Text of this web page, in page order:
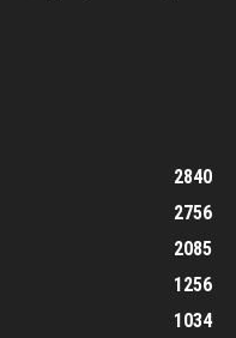
2840
2756
2085
1256
1034